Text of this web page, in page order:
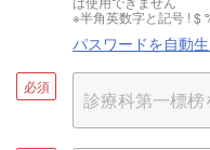
※半角英数字と記号 ! $
パスワードを自動
必須